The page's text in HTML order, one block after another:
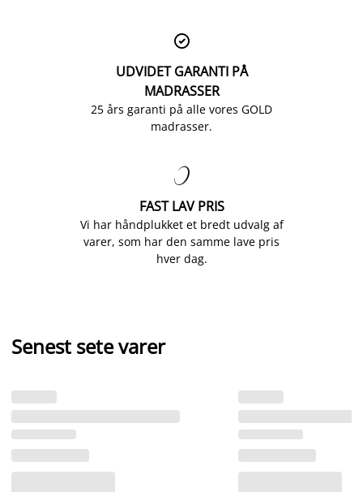

UDVIDET GARANTI PÅ
MADRASSER
25 års garanti på alle vores GOLD
madrasser.

FAST LAV PRIS
Vi har håndplukket et bredt udvalg af
varer, som har den samme lave pris
hver dag.
Senest sete varer